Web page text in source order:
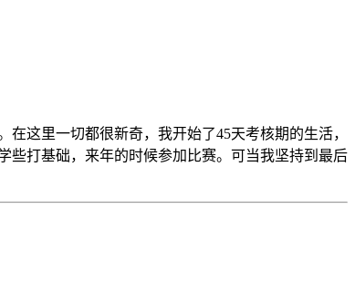
这里一切都很新奇，我开始了45天考核期的生活，
些打基础，来年的时候参加比赛。可当我坚持到最后